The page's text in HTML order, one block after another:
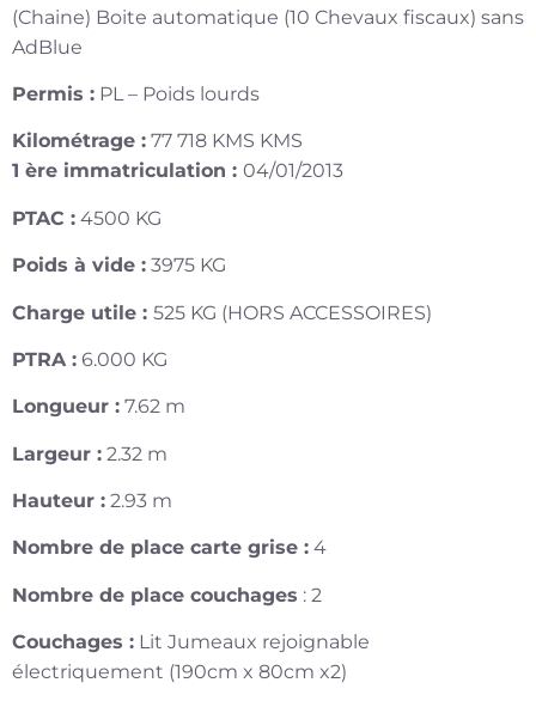
(Chaine) Boite automatique (10 Chevaux fiscaux) sans
AdBlue
Permis : PL – Poids lourds
Kilométrage : 77 718 KMS KMS
1 ère immatriculation : 04/01/2013
PTAC : 4500 KG
Poids à vide : 3975 KG
Charge utile : 525 KG (HORS ACCESSOIRES)
PTRA : 6.000 KG
Longueur : 7.62 m
Largeur : 2.32 m
Hauteur : 2.93 m
Nombre de place carte grise : 4
Nombre de place couchages : 2
Couchages : Lit Jumeaux rejoignable
électriquement (190cm x 80cm x2)